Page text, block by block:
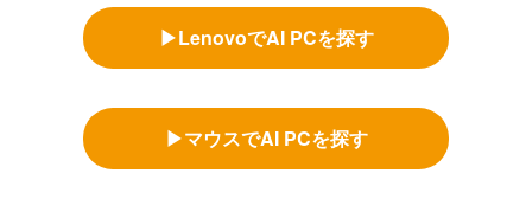
▶LenovoでAI PCを探す
▶マウスでAI PCを探す